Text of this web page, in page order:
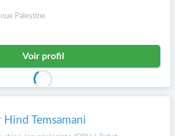
Palestine
Voir profil
Hind Temsamani